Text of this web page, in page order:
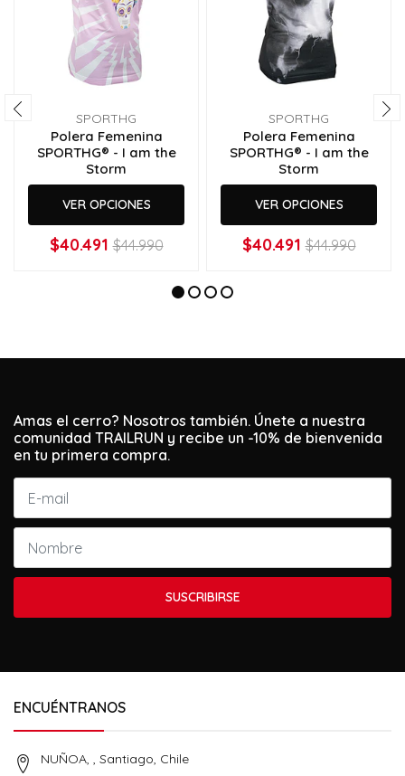
SPORTHG
Polera Femenina
SPORTHG® - I am the
Storm
VER OPCIONES
$40.491 $44.990
SPORTHG
Polera Femenina
SPORTHG® - I am the
Storm
VER OPCIONES
$40.491 $44.990
Amas el cerro? Nosotros también. Únete a nuestra
comunidad TRAILRUN y recibe un -10% de bienvenida
en tu primera compra.
SUSCRIBIRSE
ENCUÉNTRANOS
NUÑOA, , Santiago, Chile